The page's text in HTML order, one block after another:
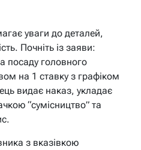
уваги до деталей,
Почніть із заяви:
посаду головного
на 1 ставку з графіком
видає наказ, укладає
“сумісництво” та
з вказівкою